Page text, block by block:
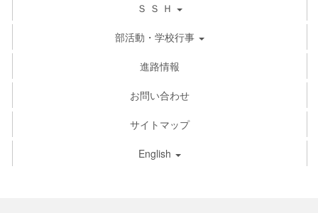
Ｓ Ｓ Ｈ
部活動・学校行事
進路情報
お問い合わせ
サイトマップ
English